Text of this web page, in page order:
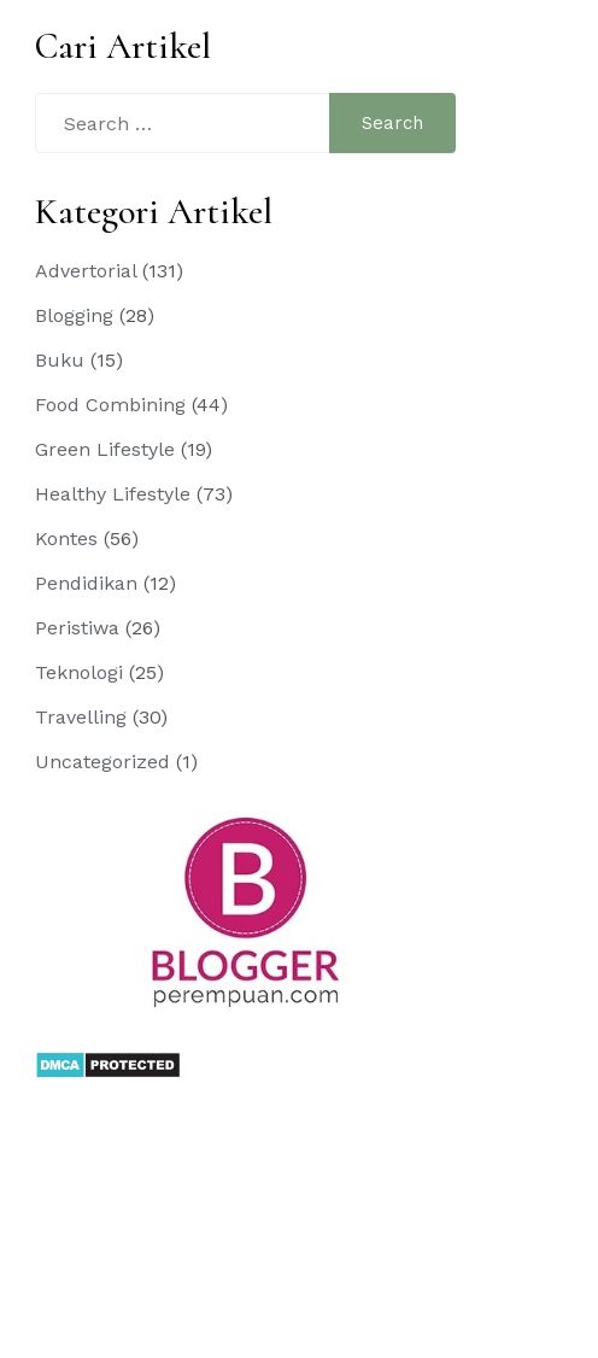
Cari Artikel
for:
Kategori Artikel
Advertorial(131)
Blogging (28)
Buku (15)
Food Combining (44)
Green Lifestyle (19)
Healthy Lifestyle (73)
Kontes (56)
Pendidikan (12)
Peristiwa (26)
Teknologi (25)
Travelling (30)
Uncategorized (1)